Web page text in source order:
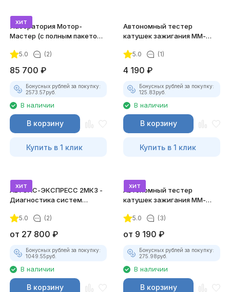
хит
Лаборатория Мотор-
Мастер (с полным пакетом
5.0 (2)
85 700 ₽
Бонусных рублей за покупку:
2573.57руб.
В наличии
В корзину
Купить в 1 клик
Автономный тестер
катушек зажигания ММ-
5.0 (1)
4 190 ₽
Бонусных рублей за покупку:
125.83руб.
В наличии
В корзину
Купить в 1 клик
хит
АВТОАС-ЭКСПРЕСС 2МК3 -
Диагностика систем
5.0 (2)
от 27 800 ₽
Бонусных рублей за покупку:
1049.55руб.
В наличии
В корзину
хит
Автономный тестер
катушек зажигания ММ-
комплект)
5.0 (3)
от 9 190 ₽
Бонусных рублей за покупку:
275.98руб.
В наличии
В корзину